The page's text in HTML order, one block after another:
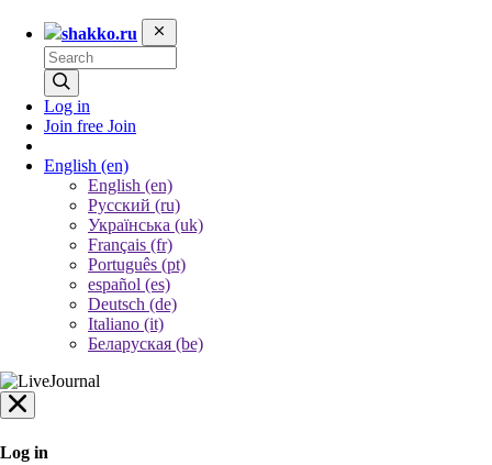
shakko.ru
Log in
Join free Join
English (en)
English (en)
Русский (ru)
Українська (uk)
Français (fr)
Português (pt)
español (es)
Deutsch (de)
Italiano (it)
Беларуская (be)
Log in